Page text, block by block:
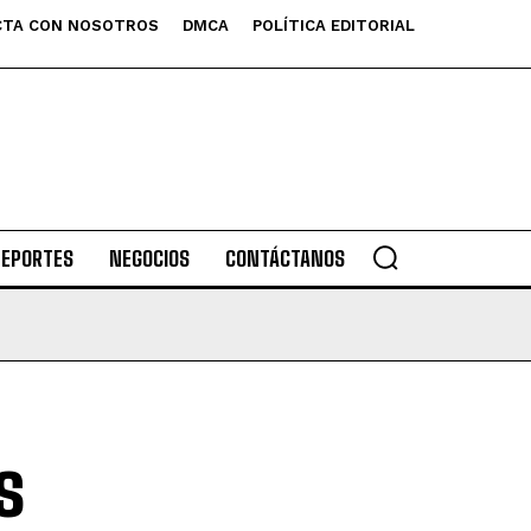
CON NOSOTROS DMCA POLÍTICA EDITORIAL
NEGOCIOS CONTÁCTANOS